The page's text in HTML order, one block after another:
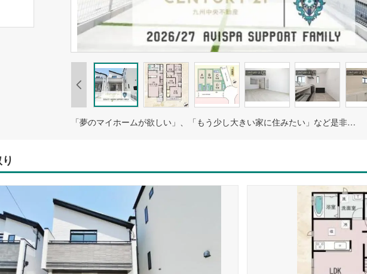
「夢のマイホームが欲しい」、「もう少し大きい家に住みたい」など是非一度ご相談ください